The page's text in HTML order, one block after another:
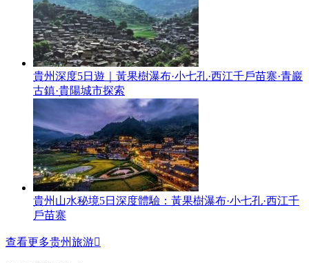
貴州深度5日遊｜黃果樹瀑布·小七孔·西江千戶苗寨·青巖
古鎮·貴陽城市探索
貴州山水秘境5日深度體驗：黃果樹瀑布·小七孔·西江千
戶苗寨
查看更多贵州旅游